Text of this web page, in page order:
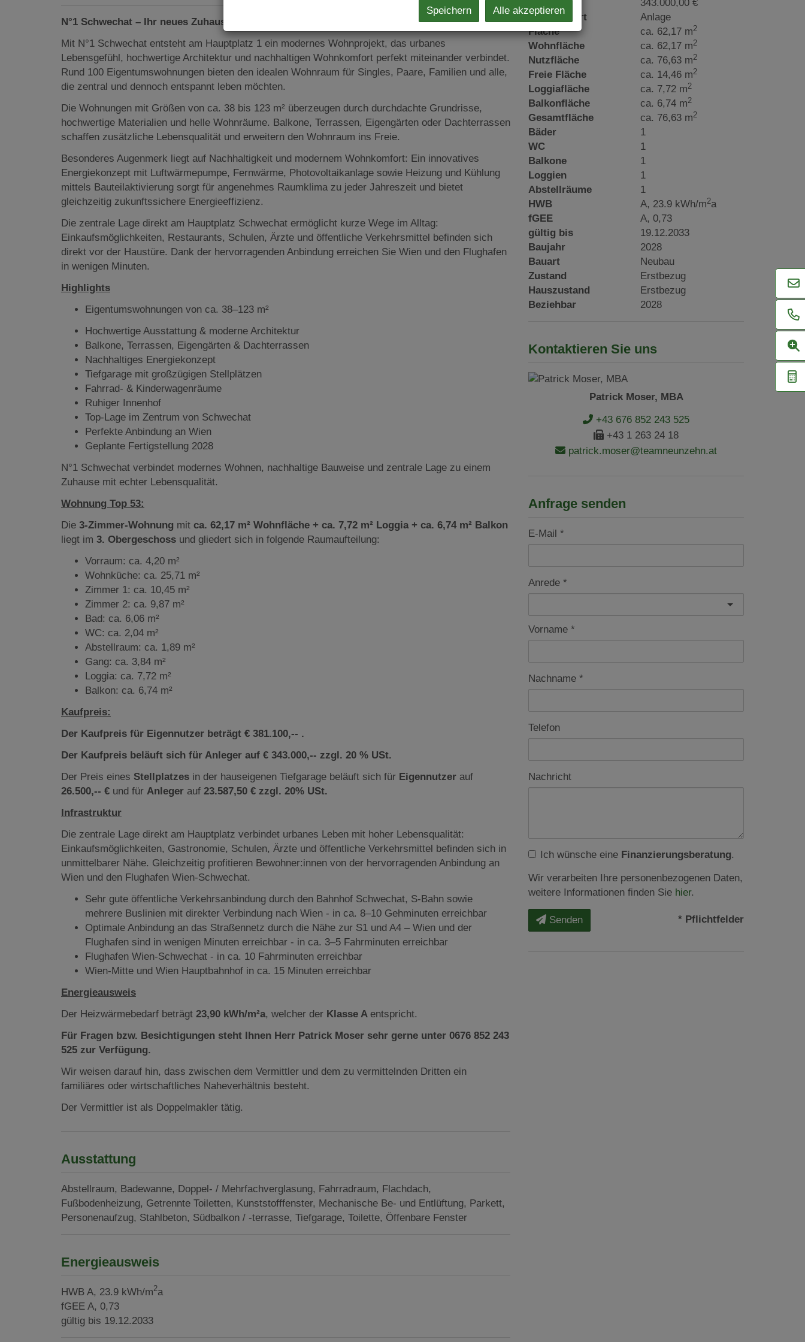
N°1 Schwechat – Ihr neues Zuhause im Herzen der Stadt
Mit N°1 Schwechat entsteht am Hauptplatz 1 ein modernes Wohnprojekt, das urbanes
Lebensgefühl, hochwertige Architektur und nachhaltigen Wohnkomfort perfekt miteinander verbindet.
Rund 100 Eigentumswohnungen bieten den idealen Wohnraum für Singles, Paare, Familien und alle,
die zentral und dennoch entspannt leben möchten.
Die Wohnungen mit Größen von ca. 38 bis 123 m² überzeugen durch durchdachte Grundrisse,
hochwertige Materialien und helle Wohnräume. Balkone, Terrassen, Eigengärten oder Dachterrassen
schaffen zusätzliche Lebensqualität und erweitern den Wohnraum ins Freie.
Besonderes Augenmerk liegt auf Nachhaltigkeit und modernem Wohnkomfort: Ein innovatives
Energiekonzept mit Luftwärmepumpe, Fernwärme, Photovoltaikanlage sowie Heizung und Kühlung
mittels Bauteilaktivierung sorgt für angenehmes Raumklima zu jeder Jahreszeit und bietet
gleichzeitig zukunftssichere Energieeffizienz.
Die zentrale Lage direkt am Hauptplatz Schwechat ermöglicht kurze Wege im Alltag:
Einkaufsmöglichkeiten, Restaurants, Schulen, Ärzte und öffentliche Verkehrsmittel befinden sich
direkt vor der Haustüre. Dank der hervorragenden Anbindung erreichen Sie Wien und den Flughafen
in wenigen Minuten.
Highlights
Eigentumswohnungen von ca. 38–123 m²
Hochwertige Ausstattung & moderne Architektur
Balkone, Terrassen, Eigengärten & Dachterrassen
Nachhaltiges Energiekonzept
Tiefgarage mit großzügigen Stellplätzen
Fahrrad- & Kinderwagenräume
Ruhiger Innenhof
Top-Lage im Zentrum von Schwechat
Perfekte Anbindung an Wien
Geplante Fertigstellung 2028
N°1 Schwechat verbindet modernes Wohnen, nachhaltige Bauweise und zentrale Lage zu einem
Zuhause mit echter Lebensqualität.
Wohnung Top 53:
Die 3-Zimmer-Wohnung mit ca. 62,17 m² Wohnfläche + ca. 7,72 m² Loggia + ca. 6,74 m² Balkon
liegt im 3. Obergeschoss und gliedert sich in folgende Raumaufteilung:
Vorraum: ca. 4,20 m²
Wohnküche: ca. 25,71 m²
Zimmer 1: ca. 10,45 m²
Zimmer 2: ca. 9,87 m²
Bad: ca. 6,06 m²
WC: ca. 2,04 m²
Abstellraum: ca. 1,89 m²
Gang: ca. 3,84 m²
Loggia: ca. 7,72 m²
Balkon: ca. 6,74 m²
Kaufpreis:
Der Kaufpreis für Eigennutzer beträgt € 381.100,-- .
Der Kaufpreis beläuft sich für Anleger auf € 343.000,-- zzgl. 20 % USt.
Der Preis eines Stellplatzes in der hauseigenen Tiefgarage beläuft sich für Eigennutzer auf
26.500,-- € und für Anleger auf 23.587,50 € zzgl. 20% USt.
Infrastruktur
Die zentrale Lage direkt am Hauptplatz verbindet urbanes Leben mit hoher Lebensqualität:
Einkaufsmöglichkeiten, Gastronomie, Schulen, Ärzte und öffentliche Verkehrsmittel befinden sich in
unmittelbarer Nähe. Gleichzeitig profitieren Bewohner:innen von der hervorragenden Anbindung an
Wien und den Flughafen Wien-Schwechat.
Sehr gute öffentliche Verkehrsanbindung durch den Bahnhof Schwechat, S-Bahn sowie
mehrere Buslinien mit direkter Verbindung nach Wien - in ca. 8–10 Gehminuten erreichbar
Optimale Anbindung an das Straßennetz durch die Nähe zur S1 und A4 – Wien und der
Flughafen sind in wenigen Minuten erreichbar - in ca. 3–5 Fahrminuten erreichbar
Flughafen Wien-Schwechat - in ca. 10 Fahrminuten erreichbar
Wien-Mitte und Wien Hauptbahnhof in ca. 15 Minuten erreichbar
Energieausweis
Der Heizwärmebedarf beträgt 23,90 kWh/m²a, welcher der Klasse A entspricht.
Für Fragen bzw. Besichtigungen steht Ihnen Herr Patrick Moser sehr gerne unter 0676 852 243
525 zur Verfügung.
Wir weisen darauf hin, dass zwischen dem Vermittler und dem zu vermittelnden Dritten ein
familiäres oder wirtschaftliches Naheverhältnis besteht.
Der Vermittler ist als Doppelmakler tätig.
Ausstattung
Abstellraum Badewanne Doppel- / Mehrfachverglasung Fahrradraum
Flachdach
Fußbodenheizung Getrennte Toiletten Kunststofffenster Mechanische Be- und Entlüftung Parkett
Personenaufzug Stahlbeton Südbalkon / -terrasse Tiefgarage Toilette Öffenbare Fenster
Energieausweis
HWB A, 23.9 kWh/m2a
fGEE A, 0,73
gültig bis 19.12.2033
Kaufpreis
343.000,00 €
Nutzungsart
Anlage
Fläche
ca. 62,17 m2
Wohnfläche ca. 62,17 m2
Nutzfläche ca. 76,63 m2
Freie Fläche ca. 14,46 m2
Loggiafläche ca. 7,72 m2
Balkonfläche ca. 6,74 m2
Gesamtfläche ca. 76,63 m2
Bäder
1
WC
1
Balkone
1
Loggien
1
Abstellräume
1
HWB
A, 23.9 kWh/m2a
fGEE
A, 0,73
gültig bis
19.12.2033
Baujahr
2028
Bauart
Neubau
Zustand
Erstbezug
Hauszustand
Erstbezug
Beziehbar
2028
Kontaktieren Sie uns
Patrick Moser, MBA
+43 676 852 243 525
+43 1 263 24 18
patrick.moser@teamneunzehn.at
Anfrage senden
E-Mail
Anrede
Vorname
Nachname
Telefon
Nachricht
Ich wünsche eine Finanzierungsberatung.
Wir verarbeiten Ihre personenbezogenen Daten,
weitere Informationen finden Sie hier.
Senden * Pflichtfelder
Speichern Alle akzeptieren